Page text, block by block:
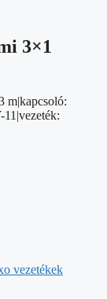
3×1
m|kapcsoló:
11|vezeték:
vezetékek